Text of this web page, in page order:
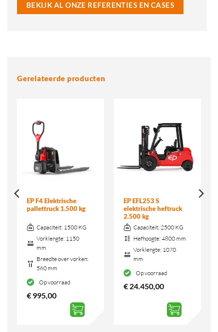
BEKIJK AL ONZE REFERENTIES EN CASES
Gerelateerde producten
EP F4 Elektrische
pallettruck 1.500 kg
Capaciteit: 1500 KG
Vorklengte: 1150
mm
Breedte over vorken:
560 mm
Op voorraad
€995,00
EP EFL253 S
elektrische heftruck
2.500 kg
Capaciteit: 2500 KG
Hefhoogte: 4800 mm
Vorklengte: 1070
mm
Op voorraad
€24.450,00